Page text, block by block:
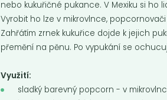
nebo kukuřičné pukance. V Mexiku si ho
Vyrobit ho lze v mikrovlnce,
Zahřátím zrnek kukuřice dojde k jejich
přemění na pěnu. Po vypukání se
Využití:
sladký barevný popcorn - v